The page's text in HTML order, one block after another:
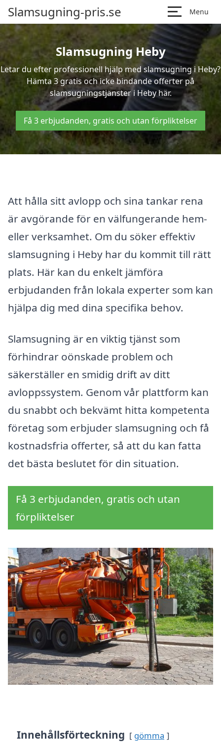
Slamsugning-pris.se Menu
Slamsugning Heby
Letar du efter professionell hjälp med slamsugning i Heby?
Hämta 3 gratis och icke bindande offerter på
slamsugningstjänster i Heby här.
Få 3 erbjudanden, gratis och utan förpliktelser
Att hålla sitt avlopp och sina tankar rena
är avgörande för en välfungerande hem-
eller verksamhet. Om du söker effektiv
slamsugning i Heby har du kommit till rätt
plats. Här kan du enkelt jämföra
erbjudanden från lokala experter som kan
hjälpa dig med dina specifika behov.
Slamsugning är en viktig tjänst som
förhindrar oönskade problem och
säkerställer en smidig drift av ditt
avloppssystem. Genom vår plattform kan
du snabbt och bekvämt hitta kompetenta
företag som erbjuder slamsugning och få
kostnadsfria offerter, så att du kan fatta
det bästa beslutet för din situation.
Få 3 erbjudanden, gratis och utan
förpliktelser
Innehållsförteckning gömma